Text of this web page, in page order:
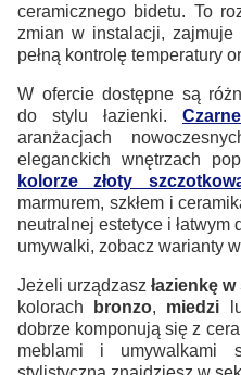
ceramicznego bidetu. To
zmian w instalacji,
pełną kontrolę temperatury
W ofercie dostępne są
do stylu łazienki.
aranżacjach
eleganckich wnętrzach
kolorze złoty
marmurem, szkłem i
neutralnej estetyce i
umywalki, zobacz warianty
Jeżeli urządzasz łazienkę
kolorach
bronzo, miedzi
dobrze komponują się z
meblami i umywalkami